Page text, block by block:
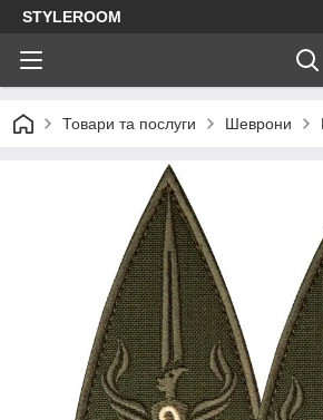
STYLEROOM
Товари та послуги Шеврони